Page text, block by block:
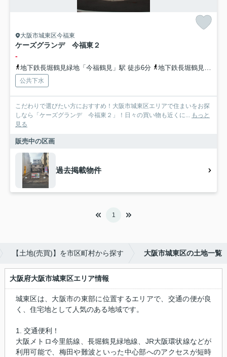
大阪市城東区今福東
ケーズグランデ 今福東２
-
地下鉄長堀鶴見緑地「今福鶴見」駅 徒歩6分 地下鉄長堀鶴見緑地「蒲生四丁目」駅 徒歩11分
公共下水
こだわりで選びたい方におすすめ！大阪市城東区エリアで住まいをお探
しなら「ケーズグランデ 今福東２」！日々の買い物も近くに... もっと
見る
販売中の区画
過去掲載物件
1
【土地(売買)】を市区町村から探す 大阪市城東区の土地一覧
大阪府大阪市城東区エリア情報
城東区は、大阪市の東部に位置するエリアで、交通の便が良
く、住宅地として人気のある地域です。
1. 交通便利！
大阪メトロ今里筋線、長堀鶴見緑地線、JR大阪環状線などが
利用可能で、梅田や難波といった中心部へのアクセスが短時